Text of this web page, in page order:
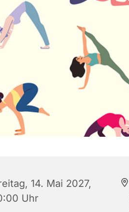
14. Mai 2027,
Uhr